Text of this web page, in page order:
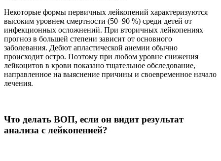
Некоторые формы первичных лейкопений характеризуются
высоким уровнем смертности (50–90 %) среди детей от
инфекционных осложнений. При вторичных лейкопениях
прогноз в большей степени зависит от основного
заболевания. Дебют апластической анемии обычно
происходит остро. Поэтому при любом уровне снижения
лейкоцитов в крови показано тщательное обследование,
направленное на выяснение причины и своевременное начало
лечения.
Что делать ВОП, если он видит результат
анализа с лейкопенией?